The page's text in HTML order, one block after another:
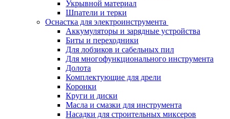
Укрывной материал
Шпатели и терки
Оснастка для электроинструмента
Аккумуляторы и зарядные устройства
Биты и переходники
Для лобзиков и сабельных пил
Для многофункционального инструмента
Долота
Комплектующие для дрели
Коронки
Круги и диски
Масла и смазки для инструмента
Насадки для строительных миксеров